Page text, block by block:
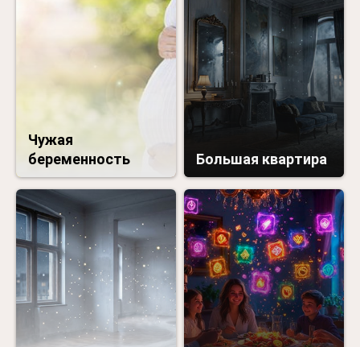
Чужая
беременность
Большая квартира